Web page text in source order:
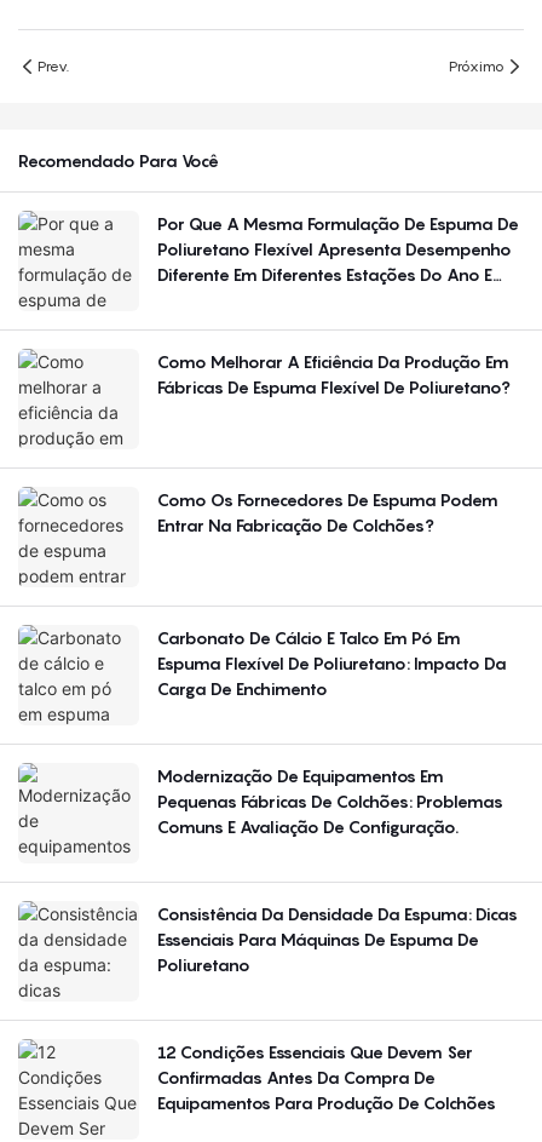
Prev. Próximo
Recomendado Para Você
Por Que A Mesma Formulação De Espuma De
Poliuretano Flexível Apresenta Desempenho
Diferente Em Diferentes Estações Do Ano E
Como Melhorar A Eficiência Da Produção Em
Fábricas De Espuma Flexível De Poliuretano?
Como Os Fornecedores De Espuma Podem
Entrar Na Fabricação De Colchões?
Carbonato De Cálcio E Talco Em Pó Em
Espuma Flexível De Poliuretano: Impacto Da
Carga De Enchimento
Modernização De Equipamentos Em
Pequenas Fábricas De Colchões: Problemas
Comuns E Avaliação De Configuração.
Consistência Da Densidade Da Espuma: Dicas
Essenciais Para Máquinas De Espuma De
Poliuretano
12 Condições Essenciais Que Devem Ser
Confirmadas Antes Da Compra De
Equipamentos Para Produção De Colchões